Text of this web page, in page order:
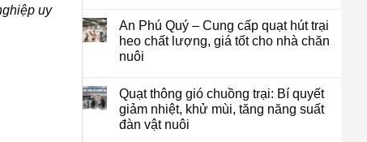
uy
An Phú Quý – Cung cấp quạt hút trại
heo chất lượng, giá tốt cho nhà chăn
nuôi
Quạt thông gió chuồng trại: Bí quyết
giảm nhiệt, khử mùi, tăng năng suất
đàn vật nuôi